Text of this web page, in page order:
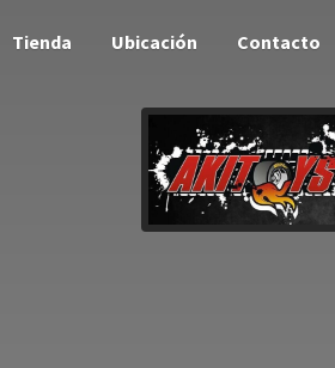
Tienda Ubicación Contacto